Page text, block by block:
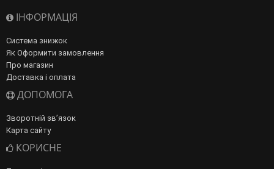
ІНФОРМАЦІЯ
Система знижок
Як Оформити замовлення
Про магазин
Доставка і оплата
ДОПОМОГА
Зворотній зв’язок
Карта сайту
КОРИСНЕ